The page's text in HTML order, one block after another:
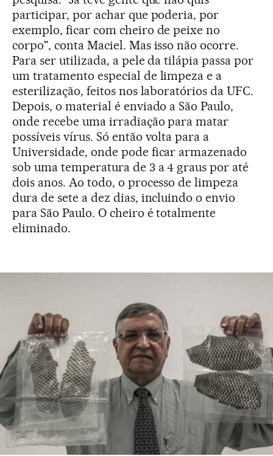
participar, por achar que poderia, por
exemplo, ficar com cheiro de peixe no
corpo", conta Maciel. Mas isso não ocorre.
Para ser utilizada, a pele da tilápia passa por
um tratamento especial de limpeza e a
esterilização, feitos nos laboratórios da UFC.
Depois, o material é enviado a São Paulo,
onde recebe uma irradiação para matar
possíveis vírus. Só então volta para a
Universidade, onde pode ficar armazenado
sob uma temperatura de 3 a 4 graus por até
dois anos. Ao todo, o processo de limpeza
dura de sete a dez dias, incluindo o envio
para São Paulo. O cheiro é totalmente
eliminado.